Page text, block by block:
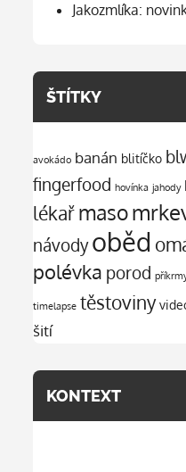
Jakozmlíka:
ŠTÍTKY
avokádo banán blitíčko
fingerfood hovínka jahody
lékařmaso
návodyoběd
polévka porod
timelapse těstoviny
šití
KONTEXT